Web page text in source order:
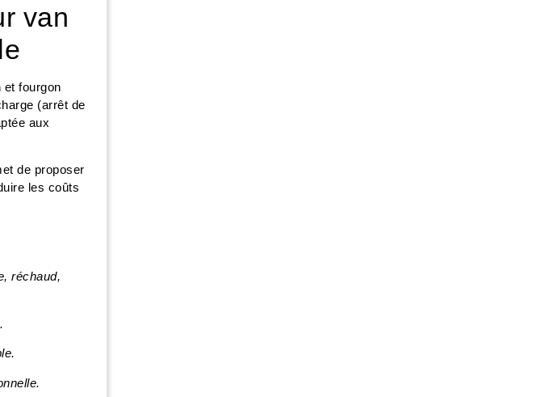
van
et fourgon
(arrêt de
aux
de proposer
les coûts
réchaud,